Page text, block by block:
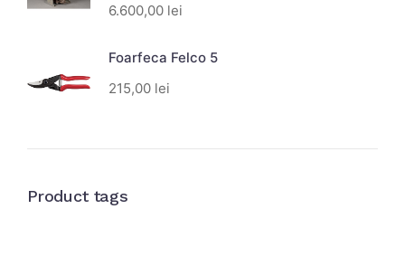
6.600,00 lei
Foarfeca Felco 5
215,00 lei
Product tags